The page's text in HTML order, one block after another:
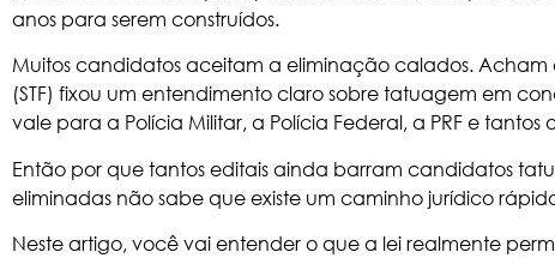
anos para serem construídos.
Muitos candidatos aceitam a eliminação calados.
(STF) fixou um entendimento claro sobre tatuagem em
vale para a Polícia Militar, a Polícia Federal, a PRF e tantos
Então por que tantos editais ainda barram candidatos
eliminadas não sabe que existe um caminho jurídico
Neste artigo, você vai entender o que a lei realmente